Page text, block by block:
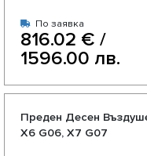
По заявка
816.02 € /
1596.00 лв.
Преден Десен
X6 G06, X7 G07